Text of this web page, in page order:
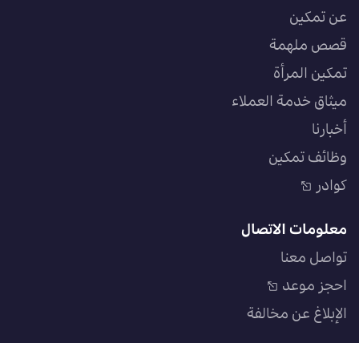
عن تمكين
قصص ملهمة
تمكين المرأة
ميثاق خدمة العملاء
أخبارنا
وظائف تمكين
كوادر
معلومات الاتصال
تواصل معنا
احجز موعد
الإبلاغ عن مخالفة